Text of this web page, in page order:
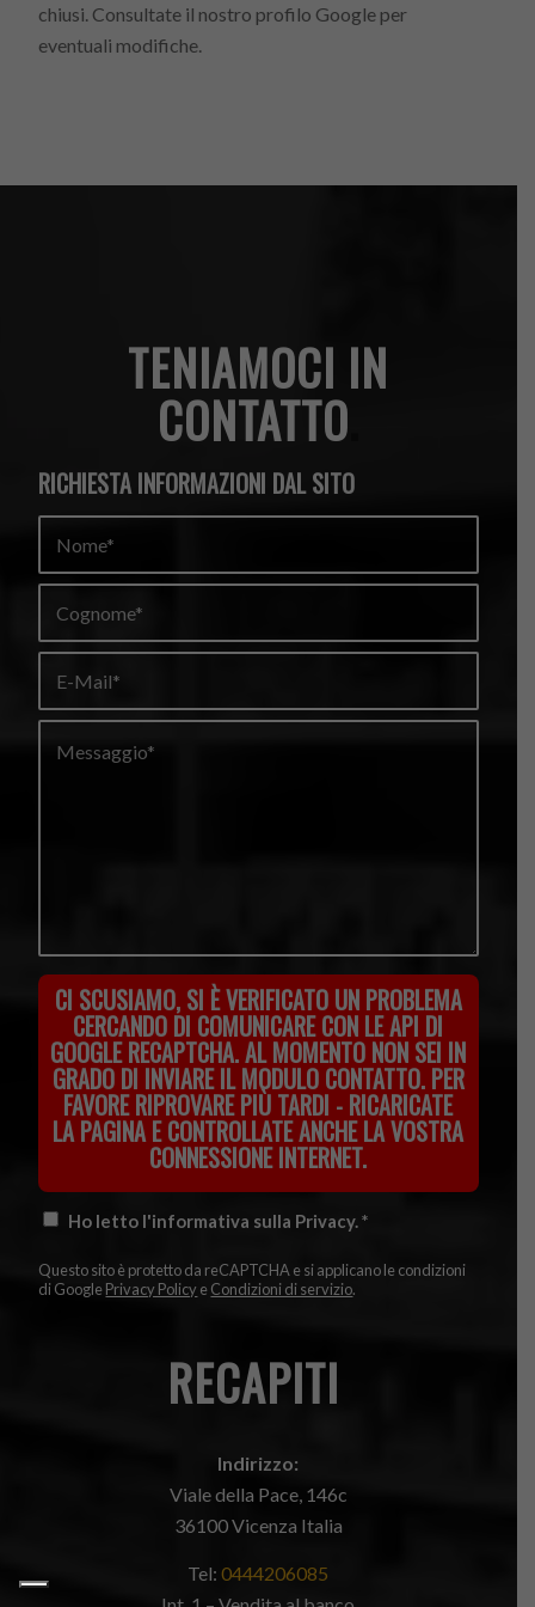
chiusi. Consultate il nostro profilo Google per
eventuali modifiche.
TENIAMOCI IN
CONTATTO
RICHIESTA INFORMAZIONI DAL SITO
CI SCUSIAMO, SI È VERIFICATO UN PROBLEMA
CERCANDO DI COMUNICARE CON LE API DI
GOOGLE RECAPTCHA. AL MOMENTO NON SEI IN
GRADO DI INVIARE IL MODULO CONTATTO. PER
FAVORE RIPROVARE PIÙ TARDI - RICARICATE
LA PAGINA E CONTROLLATE ANCHE LA VOSTRA
CONNESSIONE INTERNET.
Ho letto l'informativa sulla Privacy.*
Questo sito è protetto da reCAPTCHA e si applicano le condizioni
di GooglePrivacy Policy eCondizioni di servizio.
RECAPITI
Indirizzo:
Viale della Pace, 146c
36100 Vicenza Italia
Tel:0444206085